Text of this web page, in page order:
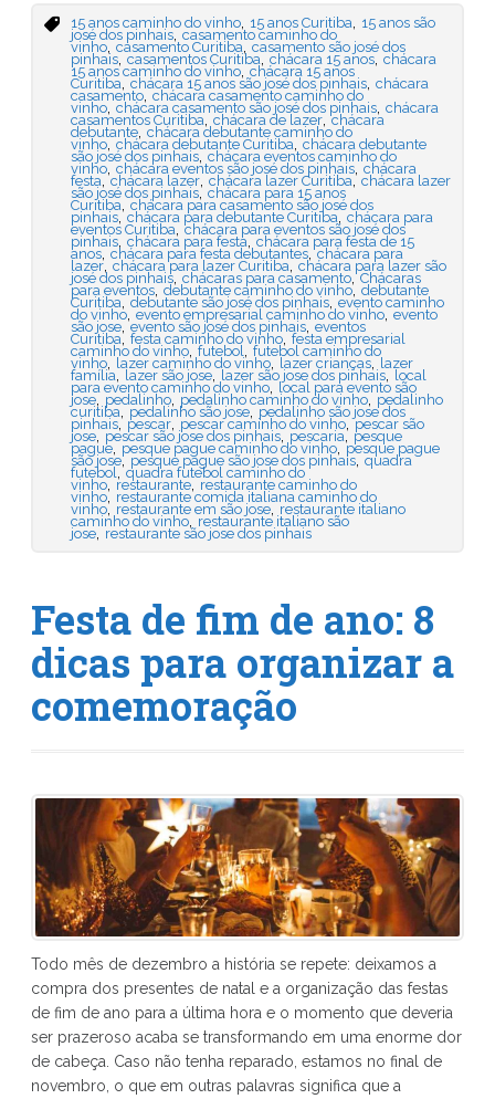
15 anos caminho do vinho, 15 anos Curitiba 15 anos são
josé dos pinhais, casamento caminho do
vinho, casamento Curitiba, casamento são josé dos
pinhais, casamentos Curitiba, chácara 15 anos, chácara
15 anos caminho do vinho, chácara 15 anos
Curitiba , chácara 15 anos são josé dos pinhais, chácara
casamento, chácara casamento caminho do
vinho, chácara casamento são josé dos pinhais, chácara
casamentos Curitiba, chácara de lazer, chácara
debutante, chácara debutante caminho do
vinho, chácara debutante Curitiba , chácara debutante
são josé dos pinhais, chácara eventos caminho do
vinho, chácara eventos são josé dos pinhais, chácara
festa, chácara lazer, chácara lazer Curitiba, chácara lazer
são josé dos pinhais, chácara para 15 anos
Curitiba chácara para casamento são josé dos
pinhais, chácara para debutante Curitiba, chácara para
eventos Curitiba, chácara para eventos são josé dos
pinhais, chácara para festa, chácara para festa de 15
anos, chácara para festa debutantes, chácara para
lazer, chácara para lazer Curitiba, chácara para lazer são
josé dos pinhais, chácaras para casamento, Chácaras
para eventos, debutante caminho do vinho, debutante
Curitiba, debutante são josé dos pinhais, evento caminho
do vinho, evento empresarial caminho do vinho, evento
são jose, evento são josé dos pinhais, eventos
Curitiba, festa caminho do vinho, festa empresarial
caminho do vinho, futebol futebol caminho do
vinho, lazer caminho do vinho, lazer crianças, lazer
família, lazer são jose, lazer são jose dos pinhais, local
para evento caminho do vinho, local para evento são
jose, pedalinho, pedalinho caminho do vinho, pedalinho
curitiba, pedalinho são jose, pedalinho são jose dos
pinhais, pescar, pescar caminho do vinho, pescar são
jose, pescar são jose dos pinhais, pescaria, pesque
pague, pesque pague caminho do vinho, pesque pague
são jose, pesque pague são jose dos pinhais, quadra
futebol, quadra futebol caminho do
vinho, restaurante, restaurante caminho do
vinho, restaurante comida italiana caminho do
vinho, restaurante em são jose, restaurante italiano
caminho do vinho, restaurante italiano são
jose, restaurante são jose dos pinhais
Festa de fim de ano: 8
dicas para organizar a
comemoração
Todo mês de dezembro a história se repete: deixamos a
compra dos presentes de natal e a organização das festas
de fim de ano para a última hora e o momento que deveria
ser prazeroso acaba se transformando em uma enorme dor
de cabeça. Caso não tenha reparado, estamos no final de
novembro, o que em outras palavras significa que a